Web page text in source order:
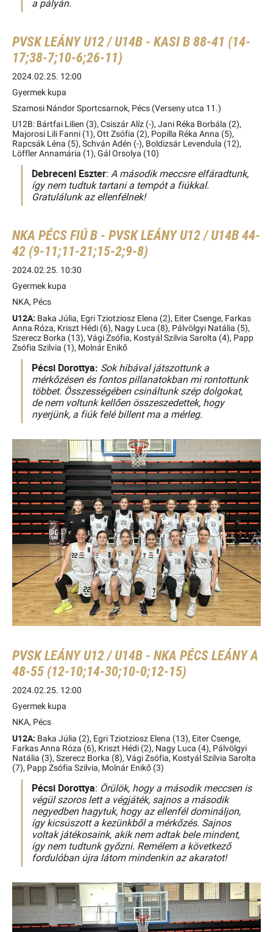
a pályán.
PVSK LEÁNY U12 / U14B - KASI B 88-41 (14-
17;38-7;10-6;26-11)
2024.02.25. 12:00
Gyermek kupa
Szamosi Nándor Sportcsarnok, Pécs (Verseny utca 11.)
U12B: Bártfai Lilien (3), Csiszár Alíz (-), Jani Réka Borbála (2),
Majorosi Lili Fanni (1), Ott Zsófia (2), Popilla Réka Anna (5),
Rapcsák Léna (5), Schván Adén (-), Boldizsár Levendula (12),
Löffler Annamária (1), Gál Orsolya (10)
Debreceni Eszter: A második meccsre elfáradtunk,
így nem tudtuk tartani a tempót a fiúkkal.
Gratulálunk az ellenfélnek!
NKA PÉCS FIÚ B - PVSK LEÁNY U12 / U14B 44-
42 (9-11;11-21;15-2;9-8)
2024.02.25. 10:30
Gyermek kupa
NKA, Pécs
U12A: Baka Júlia, Egri Tziotziosz Elena (2), Eiter Csenge, Farkas
Anna Róza, Kriszt Hédi (6), Nagy Luca (8), Pálvölgyi Natália (5),
Szerecz Borka (13), Vági Zsófia, Kostyál Szilvia Sarolta (4), Papp
Zsófia Szilvia (1), Molnár Enikő
Pécsi Dorottya: Sok hibával játszottunk a
mérkőzésen és fontos pillanatokban mi rontottunk
többet. Összességében csináltunk szép dolgokat,
de nem voltunk kellően összeszedettek, hogy
nyerjünk, a fiúk felé billent ma a mérleg.
PVSK LEÁNY U12 / U14B - NKA PÉCS LEÁNY A
48-55 (12-10;14-30;10-0;12-15)
2024.02.25. 12:00
Gyermek kupa
NKA, Pécs
U12A: Baka Júlia (2), Egri Tziotziosz Elena (13), Eiter Csenge,
Farkas Anna Róza (6), Kriszt Hédi (2), Nagy Luca (4), Pálvölgyi
Natália (3), Szerecz Borka (8), Vági Zsófia, Kostyál Szilvia Sarolta
(7), Papp Zsófia Szilvia, Molnár Enikő (3)
Pécsi Dorottya: Örülök, hogy a második meccsen is
végül szoros lett a végjáték, sajnos a második
negyedben hagytuk, hogy az ellenfél domináljon,
így kicsúszott a kezünkből a mérkőzés. Sajnos
voltak játékosaink, akik nem adtak bele mindent,
így nem tudtunk győzni. Remélem a következő
fordulóban újra látom mindenkin az akaratot!